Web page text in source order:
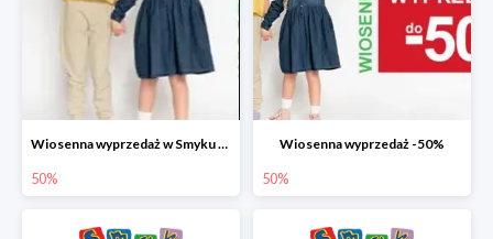
Wiosenna wyprzedaż w Smyku do -50%
50%
Wiosenna wyprzedaż -50%
50%